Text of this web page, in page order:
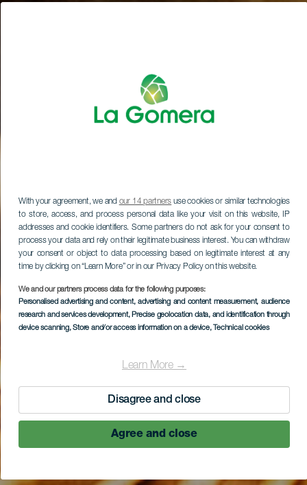
With your agreement, we and our 14 partners use cookies or similar technologies
to store, access, and process personal data like your visit on this website, IP
addresses and cookie identifiers. Some partners do not ask for your consent to
process your data and rely on their legitimate business interest. You can withdraw
your consent or object to data processing based on legitimate interest at any
time by clicking on “Learn More” or in our Privacy Policy on this website.
We and our partners process data for the following purposes:
Personalised advertising and content, advertising and content measurement, audience
research and services development, Precise geolocation data, and identification through
device scanning, Store and/or access information on a device, Technical cookies
Learn More →
Disagree and close
Agree and close